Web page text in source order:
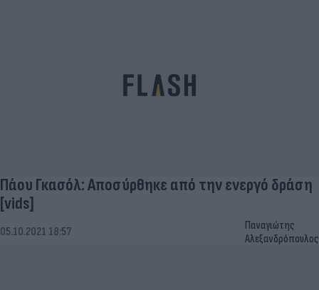
Πάου Γκασόλ: Αποσύρθηκε από την ενεργό δράση
[vids]
05.10.2021 18:57
Παναγιώτης
Αλεξανδρόπουλος